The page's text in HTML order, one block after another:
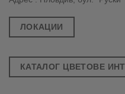
ЛОКАЦИИ
КАТАЛОГ ЦВЕТОВЕ